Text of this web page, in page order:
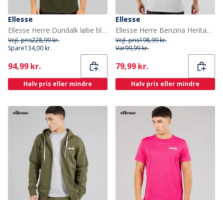
Ellesse
Ellesse Herre Dundalk løbe bluse Khaki Marl
Vejl. pris228,99 kr.
Spare134,00 kr.
Current
94,99 kr.
Halv pris eller mindre
Ellesse
Ellesse Herre Benzina Heritage Bag Logo T-shirt Grey Marl
Vejl. pris198,99 kr.
Var99,99 kr.
Current
79,99 kr.
Halv pris eller mindre